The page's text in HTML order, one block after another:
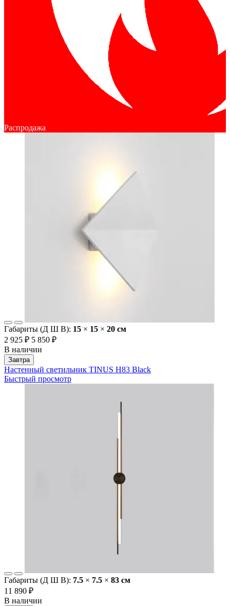
Распродажа
Габариты (Д Ш В): 15 × 15 × 20 cм
2 925 ₽ 5 850 ₽
В наличии
Завтра
Настенный светильник TINUS H83 Black
Быстрый просмотр
Габариты (Д Ш В): 7.5 × 7.5 × 83 cм
11 890 ₽
В наличии